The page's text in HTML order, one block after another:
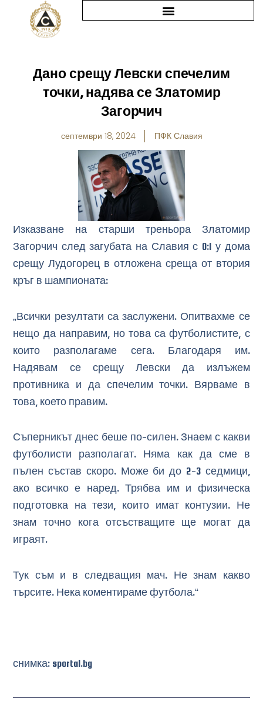
Дано срещу Левски спечелим
точки, надява се Златомир
Загорчич
септември 18, 2024 ПФК Славия
Изказване на старши треньора Златомир
Загорчич след загубата на Славия с 0:1 у дома
срещу Лудогорец в отложена среща от втория
кръг в шампионата:
„Всички резултати са заслужени. Опитвахме се
нещо да направим, но това са футболистите, с
които разполагаме сега. Благодаря им.
Надявам се срещу Левски да излъжем
противника и да спечелим точки. Вярваме в
това, което правим.
Съперникът днес беше по-силен. Знаем с какви
футболисти разполагат. Няма как да сме в
пълен състав скоро. Може би до 2-3 седмици,
ако всичко е наред. Трябва им и физическа
подготовка на тези, които имат контузии. Не
знам точно кога отсъстващите ще могат да
играят.
Тук съм и в следващия мач. Не знам какво
търсите. Нека коментираме футбола.“
снимка: sportal.bg